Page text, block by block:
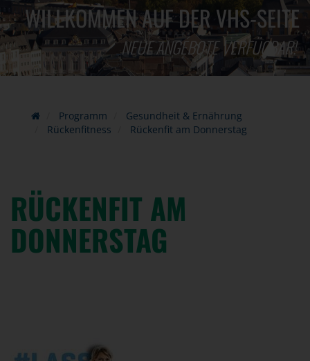
WILLKOMMEN AUF DER VHS-SEITE
NEUE ANGEBOTE VERFÜGBAR!
Programm
Gesundheit & Ernährung
Rückenfitness
Rückenfit am Donnerstag
RÜCKENFIT AM
DONNERSTAG